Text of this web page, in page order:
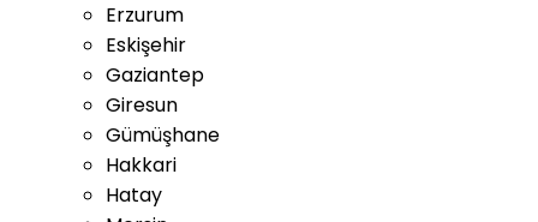
Erzurum
Eskişehir
Gaziantep
Giresun
Gümüşhane
Hakkari
Hatay